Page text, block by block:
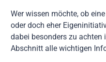
Wer wissen möchte, ob
oder doch eher
dabei besonders zu achten
Abschnitt alle wichtigen